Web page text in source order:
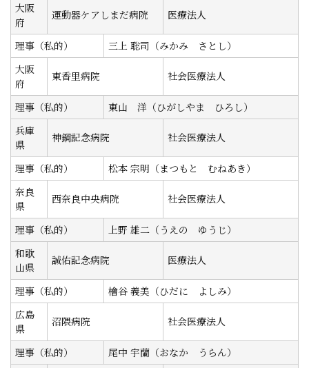
大阪
府
運動器ケアしまだ病院 医療法人
理事（私的）
三上 聡司（みかみ さとし）
大阪
府
東香里病院 社会医療法人
理事（私的）
東山 洋（ひがしやま ひろし）
兵庫
県
神鋼記念病院 社会医療法人
理事（私的）
松本 宗明（まつもと むねあき）
奈良
県
西奈良中央病院 社会医療法人
理事（私的）
上野 雄二（うえの ゆうじ）
和歌
山県
誠佑記念病院 医療法人
理事（私的）
檜谷 義美（ひだに よしみ）
広島
県
沼隈病院 社会医療法人
理事（私的）
尾中 宇蘭（おなか うらん）